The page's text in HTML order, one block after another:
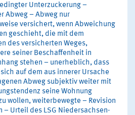
Unterzuckerung –
Abweg – Abweg nur
versichert, wenn Abweichung
geschieht, die mit dem
des versicherten Weges,
seiner Beschaffenheit in
stehen – unerheblich, dass
auf dem aus innerer Ursache
Abweg subjektiv weiter mit
seine Wohnung
wollen, weiterbewegte – Revision
– Urteil des LSG Niedersachsen-